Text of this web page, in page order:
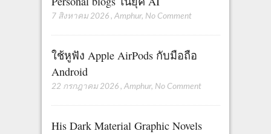
7 สิงหาคม 2026 , Amphur, No Comment
ใช้หูฟัง Apple AirPods กับมือถือ
Android
22 กรกฎาคม 2026 , Amphur, No Comment
His Dark Material Graphic Novels